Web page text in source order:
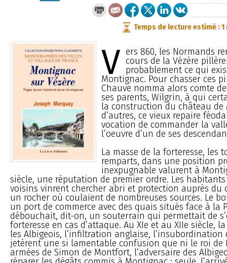
Temps de lecture estimé : 1
V ers 860, les Normands
cours de la Vézère
probablement ce qui
Montignac. Pour chasser ces
Chauve nomma alors comte
ses parents, Wilgrin, à qui
la construction du château de
d’autres, ce vieux repaire
vocation de commander la
l’oeuvre d’un de ses
La masse de la forteresse, les
remparts, dans une position
inexpugnable valurent à
siècle, une réputation de premier ordre. Les
voisins vinrent chercher abri et protection auprès du
un rocher où coulaient de nombreuses sources. Le
un port de commerce avec des quais situés face à la
débouchait, dit-on, un souterrain qui permettait de
forteresse en cas d’attaque. Au XIe et au XIIe siècle,
les Albigeois, l’infiltration anglaise, l’insubordination
jetèrent une si lamentable confusion que ni le roi de
armées de Simon de Montfort, l’adversaire des